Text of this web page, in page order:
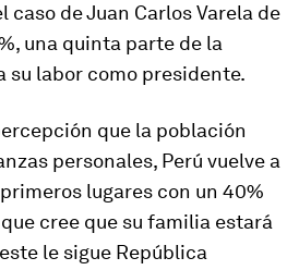
caso de Juan Carlos Varela de
una quinta parte de la
su labor como presidente.
que la población
personales, Perú vuelve a
lugares con un 40%
cree que su familia estará
le sigue República